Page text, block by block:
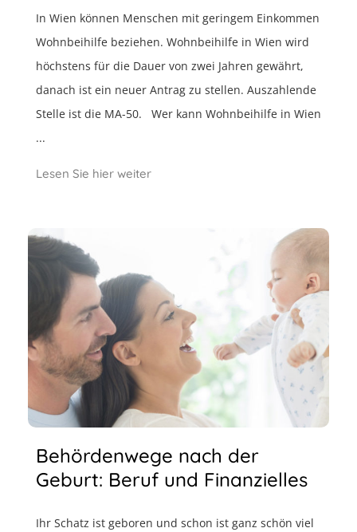
In Wien können Menschen mit geringem Einkommen
Wohnbeihilfe beziehen. Wohnbeihilfe in Wien wird
höchstens für die Dauer von zwei Jahren gewährt,
danach ist ein neuer Antrag zu stellen. Auszahlende
Stelle ist die MA-50. Wer kann Wohnbeihilfe in Wien
...
Lesen Sie hier weiter
Behördenwege nach der
Geburt: Beruf und Finanzielles
Ihr Schatz ist geboren und schon ist ganz schön viel